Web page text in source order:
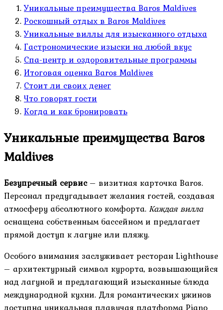
Уникальные преимущества Baros Maldives
Роскошный отдых в Baros Maldives
Уникальные виллы для изысканного отдыха
Гастрономические изыски на любой вкус
Спа-центр и оздоровительные программы
Итоговая оценка Baros Maldives
Стоит ли своих денег
Что говорят гости
Когда и как бронировать
Уникальные преимущества Baros
Maldives
Безупречный сервис– визитная карточка Baros.
Персонал предугадывает желания гостей, создавая
атмосферу абсолютного комфорта.Каждая вилла
оснащена собственным бассейном и предлагает
прямой доступ к лагуне или пляжу.
Особого внимания заслуживает ресторан Lighthouse
– архитектурный символ курорта, возвышающийся
над лагуной и предлагающий изысканные блюда
международной кухни. Для романтических ужинов